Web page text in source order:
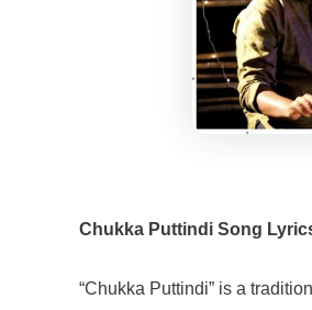
Chukka Puttindi Song
“Chukka Puttindi” is a